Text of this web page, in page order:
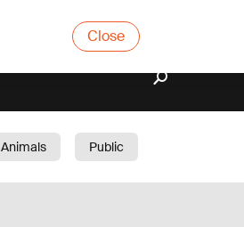
Close
Animals
Public